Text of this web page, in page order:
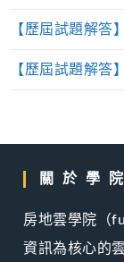
【歷屆試題解答
【歷屆試題解答
關於學
房地雲學院（
資訊為核心的